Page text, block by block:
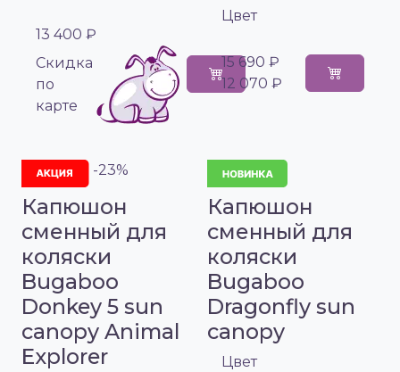
13 400 ₽
Cкидка
по
карте
Цвет
15 690 ₽
12 070 ₽
-23%
Капюшон
сменный для
коляски
Bugaboo
Donkey 5 sun
canopy Animal
Explorer
Капюшон
сменный для
коляски
Bugaboo
Dragonfly sun
canopy
Цвет